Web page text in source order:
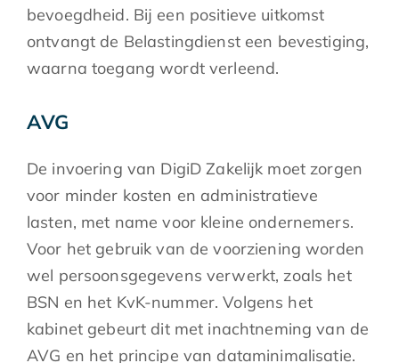
bevoegdheid. Bij een positieve uitkomst
ontvangt de Belastingdienst een bevestiging,
waarna toegang wordt verleend.
AVG
De invoering van DigiD Zakelijk moet zorgen
voor minder kosten en administratieve
lasten, met name voor kleine ondernemers.
Voor het gebruik van de voorziening worden
wel persoonsgegevens verwerkt, zoals het
BSN en het KvK-nummer. Volgens het
kabinet gebeurt dit met inachtneming van de
AVG en het principe van dataminimalisatie.